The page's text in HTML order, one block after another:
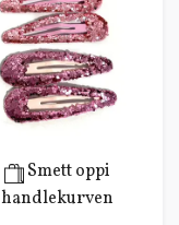
Smett oppi
handlekurven